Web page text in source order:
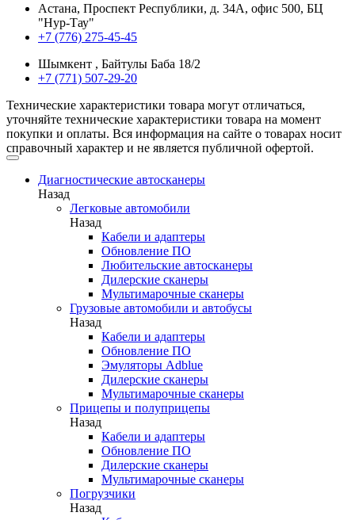
Астана, Проспект Республики, д. 34А​, офис 500, БЦ
"Нур-Тау"
+7 (776) 275-45-45
Шымкент , Байтулы Баба 18/2
+7 (771) 507-29-20
Технические характеристики товара могут отличаться,
уточняйте технические характеристики товара на момент
покупки и оплаты. Вся информация на сайте о товарах носит
справочный характер и не является публичной офертой.
Диагностические автосканеры
Назад
Легковые автомобили
Назад
Кабели и адаптеры
Обновление ПО
Любительские автосканеры
Дилерские сканеры
Мультимарочные сканеры
Грузовые автомобили и автобусы
Назад
Кабели и адаптеры
Обновление ПО
Эмуляторы Adblue
Дилерские сканеры
Мультимарочные сканеры
Прицепы и полуприцепы
Назад
Кабели и адаптеры
Обновление ПО
Дилерские сканеры
Мультимарочные сканеры
Погрузчики
Назад